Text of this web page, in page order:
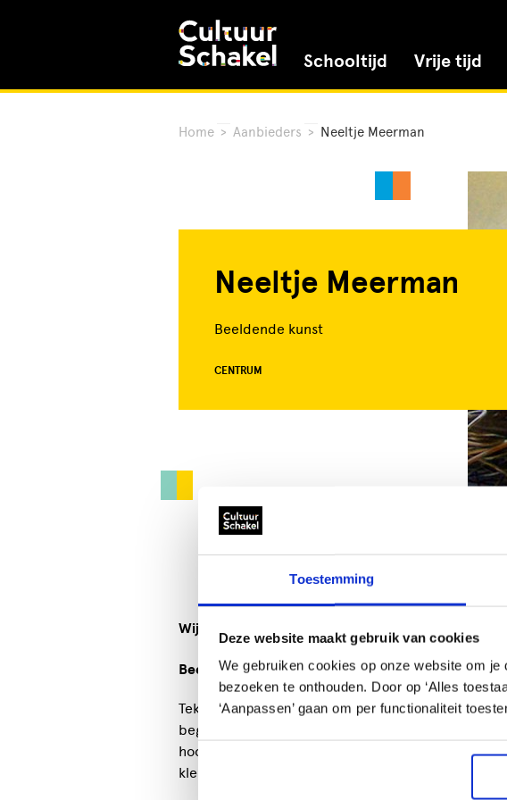
Toestemming
Deze website maakt gebruik van cookies
We gebruiken cookies op onze website om
bezoeken te onthouden. Door op ‘Alles
‘Aanpassen’ gaan om per functionaliteit
Schooltijd Vrije tijd
Home > Aanbieders > Neeltje Meerman
Neeltje Meerman
Beeldende kunst
CENTRUM
Wij bieden: SCHILDEREN
Beeldend Kunstenaar
Tekenen -schilderen - aquarelleren Leerzame
begeleiding van Neeltje Meerman. Leer
hoofdthema licht, donker en schaduw. Ook zijn er
kleurenleer en perspectief te volgen.